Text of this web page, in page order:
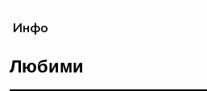
Инфо
Любими